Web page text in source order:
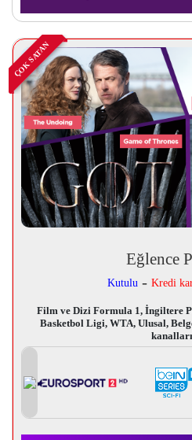
ÇOK SATAN
Eğlence
Kutulu - Kredi
Film ve Dizi Formula 1, İngiltere
Basketbol Ligi, WTA, Ulusal,